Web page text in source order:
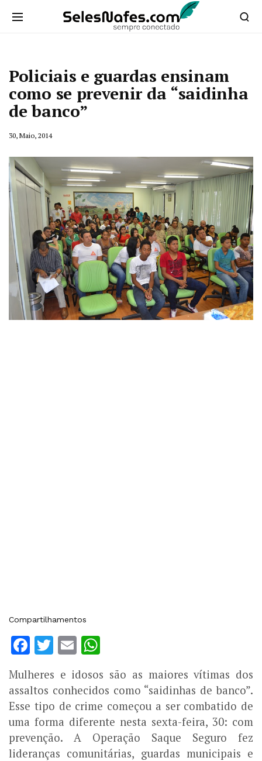
Policiais e guardas ensinam
como se prevenir da “saidinha
de banco”
30, Maio, 2014
Compartilhamentos
Facebook
Twitter
Email
Mulheres e idosos são as maiores vítimas dos
assaltos conhecidos como “saidinhas de banco”.
Esse tipo de crime começou a ser combatido de
uma forma diferente nesta sexta-feira, 30: com
prevenção. A Operação Saque Seguro fez
lideranças comunitárias, guardas municipais e